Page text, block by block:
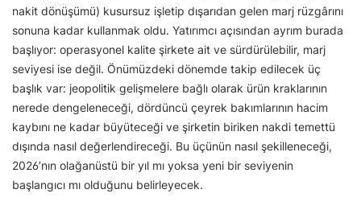
nakit dönüşümü) kusursuz işletip dışarıdan gelen marj rüzgârını
sonuna kadar kullanmak oldu. Yatırımcı açısından ayrım burada
başlıyor: operasyonel kalite şirkete ait ve sürdürülebilir, marj
seviyesi ise değil. Önümüzdeki dönemde takip edilecek üç
başlık var: jeopolitik gelişmelere bağlı olarak ürün kraklarının
nerede dengeleneceği, dördüncü çeyrek bakımlarının hacim
kaybını ne kadar büyüteceği ve şirketin biriken nakdi temettü
dışında nasıl değerlendireceği. Bu üçünün nasıl şekilleneceği,
2026’nın olağanüstü bir yıl mı yoksa yeni bir seviyenin
başlangıcı mı olduğunu belirleyecek.